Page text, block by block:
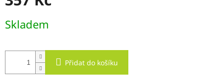
cena:
Skladem
Přidat do košíku